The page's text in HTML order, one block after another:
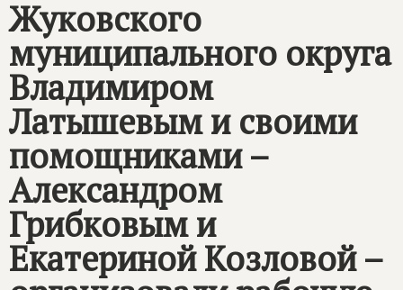
Жуковского
муниципального округа
Владимиром
Латышевым и своими
помощниками –
Александром
Грибковым и
Екатериной Козловой –